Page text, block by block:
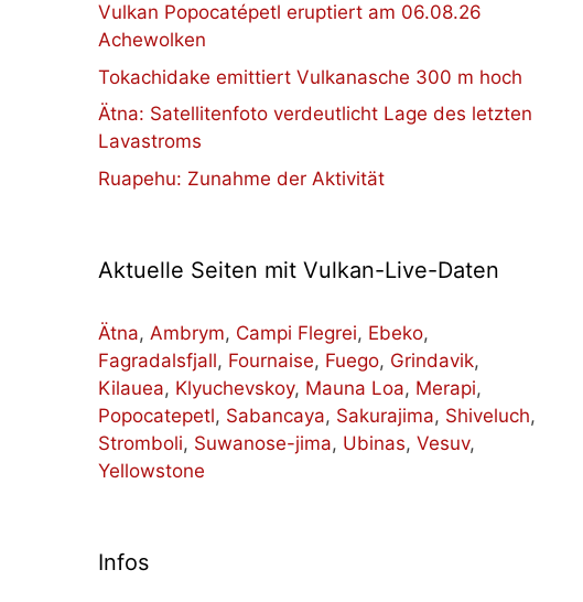
Vulkan Popocatépetl eruptiert am 06.08.26
Achewolken
Tokachidake emittiert Vulkanasche 300 m hoch
Ätna: Satellitenfoto verdeutlicht Lage des letzten
Lavastroms
Ruapehu: Zunahme der Aktivität
Aktuelle Seiten mit Vulkan-Live-Daten
Ätna, Ambrym, Campi Flegrei, Ebeko,
Fagradalsfjall, Fournaise, Fuego, Grindavik,
Kilauea, Klyuchevskoy, Mauna Loa, Merapi,
Popocatepetl, Sabancaya, Sakurajima, Shiveluch,
Stromboli, Suwanose-jima, Ubinas, Vesuv,
Yellowstone
Infos